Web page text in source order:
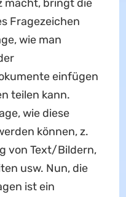
macht, bringt die
Fragezeichen
wie man
einfügen
teilen kann.
wie diese
können, z.
von Text/Bildern,
usw. Nun, die
ist ein